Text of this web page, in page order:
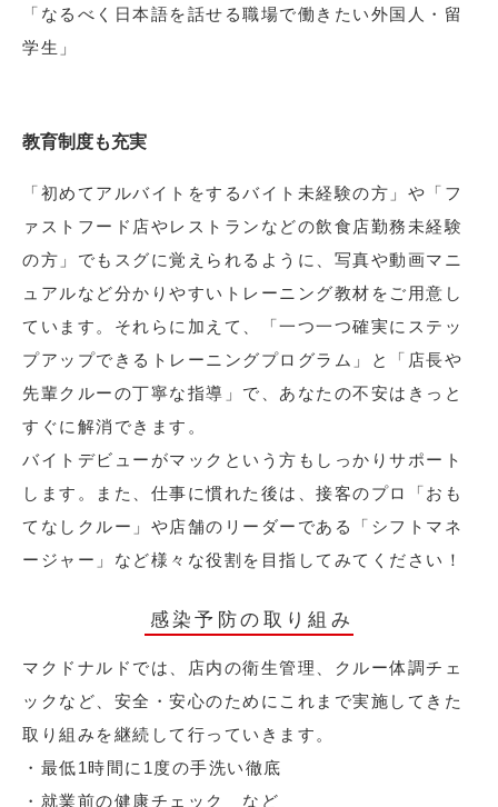
「なるべく日本語を話せる職場で働きたい外国人・留
学生」
教育制度も充実
「初めてアルバイトをするバイト未経験の方」や「フ
ァストフード店やレストランなどの飲食店勤務未経験
の方」でもスグに覚えられるように、写真や動画マニ
ュアルなど分かりやすいトレーニング教材をご用意し
ています。それらに加えて、「一つ一つ確実にステッ
プアップできるトレーニングプログラム」と「店長や
先輩クルーの丁寧な指導」で、あなたの不安はきっと
すぐに解消できます。
バイトデビューがマックという方もしっかりサポート
します。また、仕事に慣れた後は、接客のプロ「おも
てなしクルー」や店舗のリーダーである「シフトマネ
ージャー」など様々な役割を目指してみてください！
感染予防の取り組み
マクドナルドでは、店内の衛生管理、クルー体調チェ
ックなど、安全・安心のためにこれまで実施してきた
取り組みを継続して行っていきます。
・最低1時間に1度の手洗い徹底
・就業前の健康チェック など